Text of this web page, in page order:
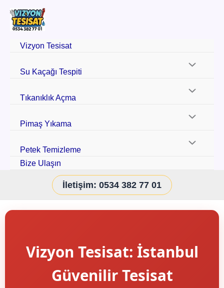
Vizyon Tesisat
Su Kaçağı Tespiti
Tıkanıklık Açma
Pimaş Yıkama
Petek Temizleme
Bize Ulaşın
İletişim: 0534 382 77 01
Vizyon Tesisat: İstanbul
Güvenilir Tesisat